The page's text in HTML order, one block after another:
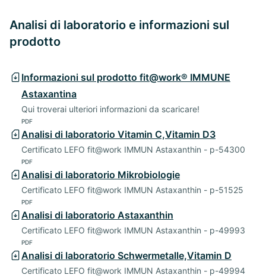
Analisi di laboratorio e informazioni sul
prodotto
Informazioni sul prodotto fit@work® IMMUNE
Astaxantina
Qui troverai ulteriori informazioni da scaricare!
PDF
Analisi di laboratorio Vitamin C,Vitamin D3
Certificato LEFO fit@work IMMUN Astaxanthin - p-54300
PDF
Analisi di laboratorio Mikrobiologie
Certificato LEFO fit@work IMMUN Astaxanthin - p-51525
PDF
Analisi di laboratorio Astaxanthin
Certificato LEFO fit@work IMMUN Astaxanthin - p-49993
PDF
Analisi di laboratorio Schwermetalle,Vitamin D
Certificato LEFO fit@work IMMUN Astaxanthin - p-49994